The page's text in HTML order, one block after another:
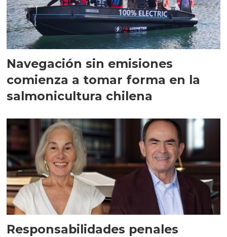
Navegación sin emisiones
comienza a tomar forma en la
salmonicultura chilena
Responsabilidades penales